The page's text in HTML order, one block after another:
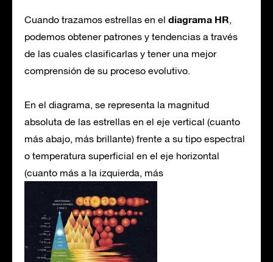
Cuando trazamos estrellas en el diagrama HR,
podemos obtener patrones y tendencias a través
de las cuales clasificarlas y tener una mejor
comprensión de su proceso evolutivo.
En el diagrama, se representa la magnitud
absoluta de las estrellas en el eje vertical (cuanto
más abajo, más brillante) frente a su tipo espectral
o temperatura superficial en el eje horizontal
(cuanto más a la izquierda, más